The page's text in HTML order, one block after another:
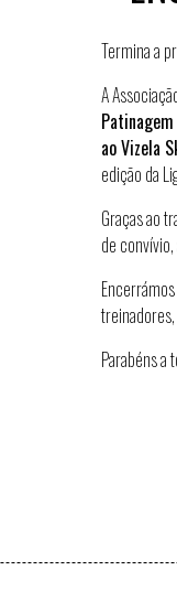
Termina a
A
aoVizela
edição da
Graças ao
de
Parabéns a